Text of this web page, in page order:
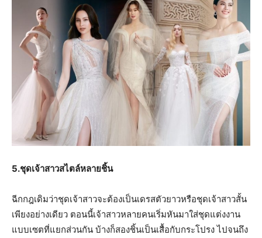
5.ชุดเจ้าสาวสไตล์หลายชิ้น
ฉีกกฎเดิมว่าชุดเจ้าสาวจะต้องเป็นเดรสตัวยาวหรือชุดเจ้าสาวสั้น
เพียงอย่างเดียว ตอนนี้เจ้าสาวหลายคนเริ่มหันมาใส่ชุดแต่งงาน
แบบเซตที่แยกส่วนกัน บ้างก็สองชิ้นเป็นเสื้อกับกระโปรง ไปจนถึง